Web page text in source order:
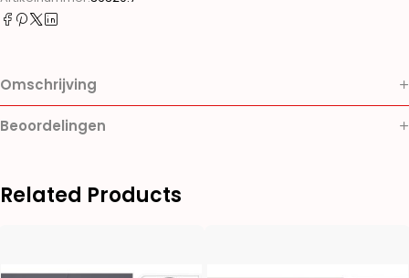
Omschrijving
Beoordelingen
Related Products